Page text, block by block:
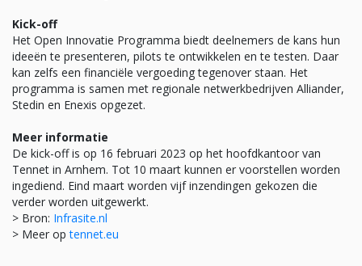
Kick-off
Het Open Innovatie Programma biedt deelnemers de kans hun
ideeën te presenteren, pilots te ontwikkelen en te testen. Daar
kan zelfs een financiële vergoeding tegenover staan. Het
programma is samen met regionale netwerkbedrijven Alliander,
Stedin en Enexis opgezet.
Meer informatie
De kick-off is op 16 februari 2023 op het hoofdkantoor van
Tennet in Arnhem. Tot 10 maart kunnen er voorstellen worden
ingediend. Eind maart worden vijf inzendingen gekozen die
verder worden uitgewerkt.
> Bron: Infrasite.nl
> Meer optennet.eu